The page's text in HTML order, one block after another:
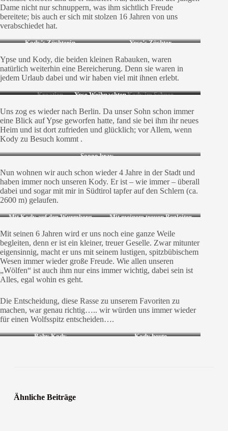
Dame nicht nur schnuppern, was ihm sichtlich Freude
bereitete; bis auch er sich mit stolzen 16 Jahren von uns
verabschiedet hat.
Kody’s Züchterin Ypse’s Züchter
Ypse und Kody, die beiden kleinen Rabauken, waren
natürlich weiterhin eine Bereicherung. Denn sie waren in
jedem Urlaub dabei und wir haben viel mit ihnen erlebt.
Kroatien Kody im Schnee
Ypse Weihnachten
Uns zog es wieder nach Berlin. Da unser Sohn schon immer
eine Blick auf Ypse geworfen hatte, fand sie bei ihm ihr neues
Heim und ist dort zufrieden und glücklich; vor Allem, wenn
Kody zu Besuch kommt .
Soooo brav…
Nun wohnen wir auch schon wieder 4 Jahre in der Stadt und
haben immer noch unseren Kody. Er ist – wie immer – überall
dabei und sogar mit mir in Südtirol tapfer auf den Schlern (ca.
2600 m) gelaufen.
Mit Kody auf den Wurmberg
Mit meinem treuen Begleiter
Mit seinen 6 Jahren wird er uns noch eine ganze Weile
begleiten, denn er ist ein kleiner, treuer Geselle. Zwar mitunter
eigensinnig, macht er uns mit seinem lustigen, spitzbübischem
Wesen immer wieder große Freude. Wie allen unseren
„Wölfen“ ist auch ihm nur eins immer wichtig, dabei sein ist
Alles, egal wohin es geht.
Die Entscheidung, diese Rasse zu unserem Favoriten zu
machen, war genau richtig….. wir würden uns immer wieder
für einen Wolfsspitz entscheiden….
Baby Kody Kody heute
Ähnliche Beiträge